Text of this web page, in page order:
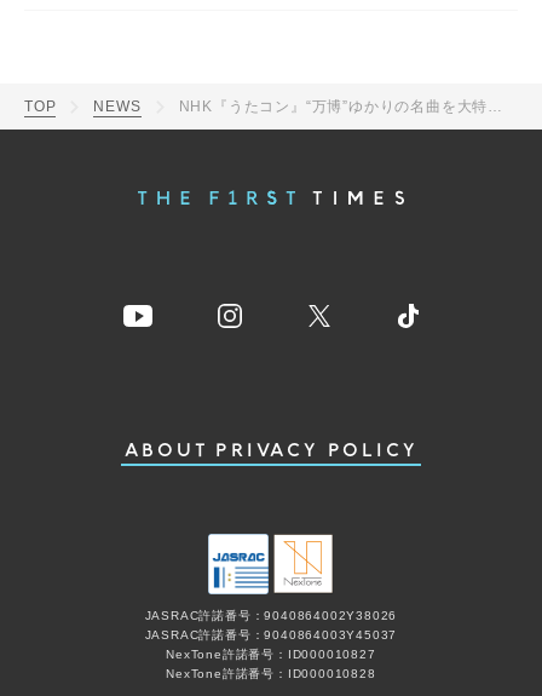
TOP NEWS NHK『うたコン』“万博”ゆかりの名曲を大特集！コブクロは大阪・関西万博のテーマソングを披露
ABOUT PRIVACY POLICY
JASRAC許諾番号：9040864002Y38026
JASRAC許諾番号：9040864003Y45037
NexTone許諾番号：ID000010827
NexTone許諾番号：ID000010828